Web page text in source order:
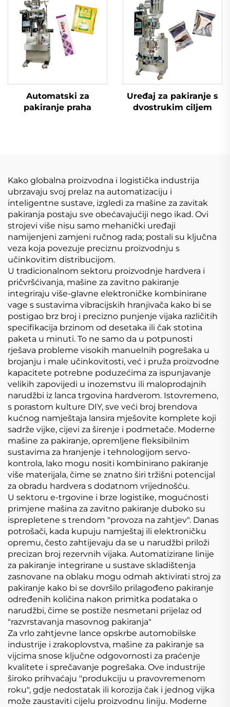
Automatski za
pakiranje praha
Uređaj za pakiranje s
dvostrukim ciljem
Kako globalna proizvodna i logistička industrija
ubrzavaju svoj prelaz na automatizaciju i
inteligentne sustave, izgledi za mašine za zavitak
pakiranja postaju sve obećavajućiji nego ikad. Ovi
strojevi više nisu samo mehanički uređaji
namijenjeni zamjeni ručnog rada; postali su ključna
veza koja povezuje preciznu proizvodnju s
učinkovitim distribucijom.
U tradicionalnom sektoru proizvodnje hardvera i
pričvršćivanja, mašine za zavitno pakiranje
integriraju više-glavne elektroničke kombinirane
vage s sustavima vibracijskih hranjivača kako bi se
postigao brz broj i precizno punjenje vijaka različitih
specifikacija brzinom od desetaka ili čak stotina
paketa u minuti. To ne samo da u potpunosti
rješava probleme visokih manuelnih pogrešaka u
brojanju i male učinkovitosti, već i pruža proizvodne
kapacitete potrebne poduzećima za ispunjavanje
velikih zapovijedi u inozemstvu ili maloprodajnih
narudžbi iz lanca trgovina hardverom. Istovremeno,
s porastom kulture DIY, sve veći broj brendova
kućnog namještaja lansira mješovite komplete koji
sadrže vijke, cijevi za širenje i podmetače. Moderne
mašine za pakiranje, opremljene fleksibilnim
sustavima za hranjenje i tehnologijom servo-
kontrola, lako mogu nositi kombinirano pakiranje
više materijala, čime se znatno širi tržišni potencijal
za obradu hardvera s dodatnom vrijednošću.
U sektoru e-trgovine i brze logistike, mogućnosti
primjene mašina za zavitno pakiranje duboko su
isprepletene s trendom "provoza na zahtjev". Danas
potrošači, kada kupuju namještaj ili elektroničku
opremu, često zahtijevaju da se u narudžbi priloži
precizan broj rezervnih vijaka. Automatizirane linije
za pakiranje integrirane u sustave skladištenja
zasnovane na oblaku mogu odmah aktivirati stroj za
pakiranje kako bi se dovršilo prilagođeno pakiranje
određenih količina nakon primitka podataka o
narudžbi, čime se postiže nesmetani prijelaz od
"razvrstavanja masovnog pakiranja"
Za vrlo zahtjevne lance opskrbe automobilske
industrije i zrakoplovstva, mašine za pakiranje sa
vijcima snose ključne odgovornosti za praćenje
kvalitete i sprečavanje pogrešaka. Ove industrije
široko prihvaćaju "produkciju u pravovremenom
roku", gdje nedostatak ili korozija čak i jednog vijka
može zaustaviti cijelu proizvodnu liniju. Moderne